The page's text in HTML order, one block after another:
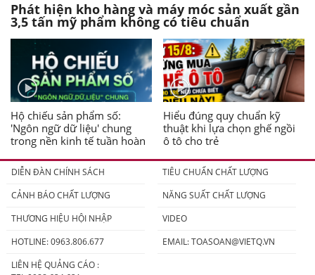
Phát hiện kho hàng và máy móc sản xuất gần
3,5 tấn mỹ phẩm không có tiêu chuẩn
Hộ chiếu sản phẩm số:
'Ngôn ngữ dữ liệu' chung
trong nền kinh tế tuần hoàn
Hiểu đúng quy chuẩn kỹ
thuật khi lựa chọn ghế ngồi
ô tô cho trẻ
DIỄN ĐÀN CHÍNH SÁCH
TIÊU CHUẨN CHẤT LƯỢNG
CẢNH BÁO CHẤT LƯỢNG
NĂNG SUẤT CHẤT LƯỢNG
THƯƠNG HIỆU HỘI NHẬP
VIDEO
HOTLINE: 0963.806.677
EMAIL:TOASOAN@VIETQ.VN
LIÊN HỆ QUẢNG CÁO :